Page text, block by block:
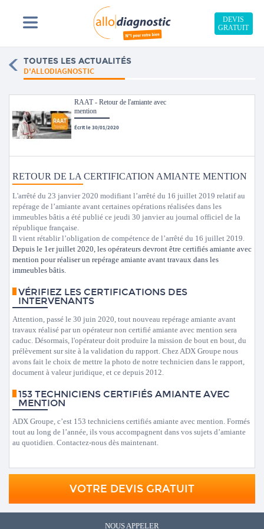
DEVIS
GRATUIT
TOUTES LES ACTUALITÉS
D'ALLODIAGNOSTIC
RAAT - Retour de l'amiante avec
mention
Écrit le 30/01/2020
RETOUR DE LA CERTIFICATION AMIANTE MENTION
L'arrêté du 23 janvier 2020 modifiant l’arrêté du 16 juillet 2019 relatif au
repérage de l’amiante avant certaines opérations réalisées dans les
immeubles bâtis a été publié ce jeudi 30 janvier au journal officiel de la
république française.
Il vient rétablir l’obligation de compétence de l’arrêté du 16 juillet 2019.
Depuis le 1er juillet 2020, les opérateurs devront être certifiés amiante avec
mention pour réaliser un repérage amiante avant travaux dans les
immeubles bâtis.
VÉRIFIEZ LES CERTIFICATIONS DES
INTERVENANTS
Attention, passé le 30 juin 2020, tout nouveau repérage amiante avant
travaux réalisé par un opérateur non certifié amiante avec mention sera
caduc. Désormais, l'opérateur doit produire la mission de bout en bout, du
prélèvement sur site à la validation du rapport. Chez ADX Groupe nous
avons fait le choix de mettre la photo de notre technicien dans le rapport,
document à valeur juridique, et ce depuis 2012.
153 TECHNICIENS CERTIFIÉS AMIANTE AVEC
MENTION
ADX Groupe, c’est 153 techniciens certifiés amiante avec mention. Formés
tout au long de l’année, ils vous accompagnent dans vos sujets d’amiante
au quotidien. Contactez-nous dès maintenant.
VOTRE DEVIS GRATUIT
NOUS APPELER